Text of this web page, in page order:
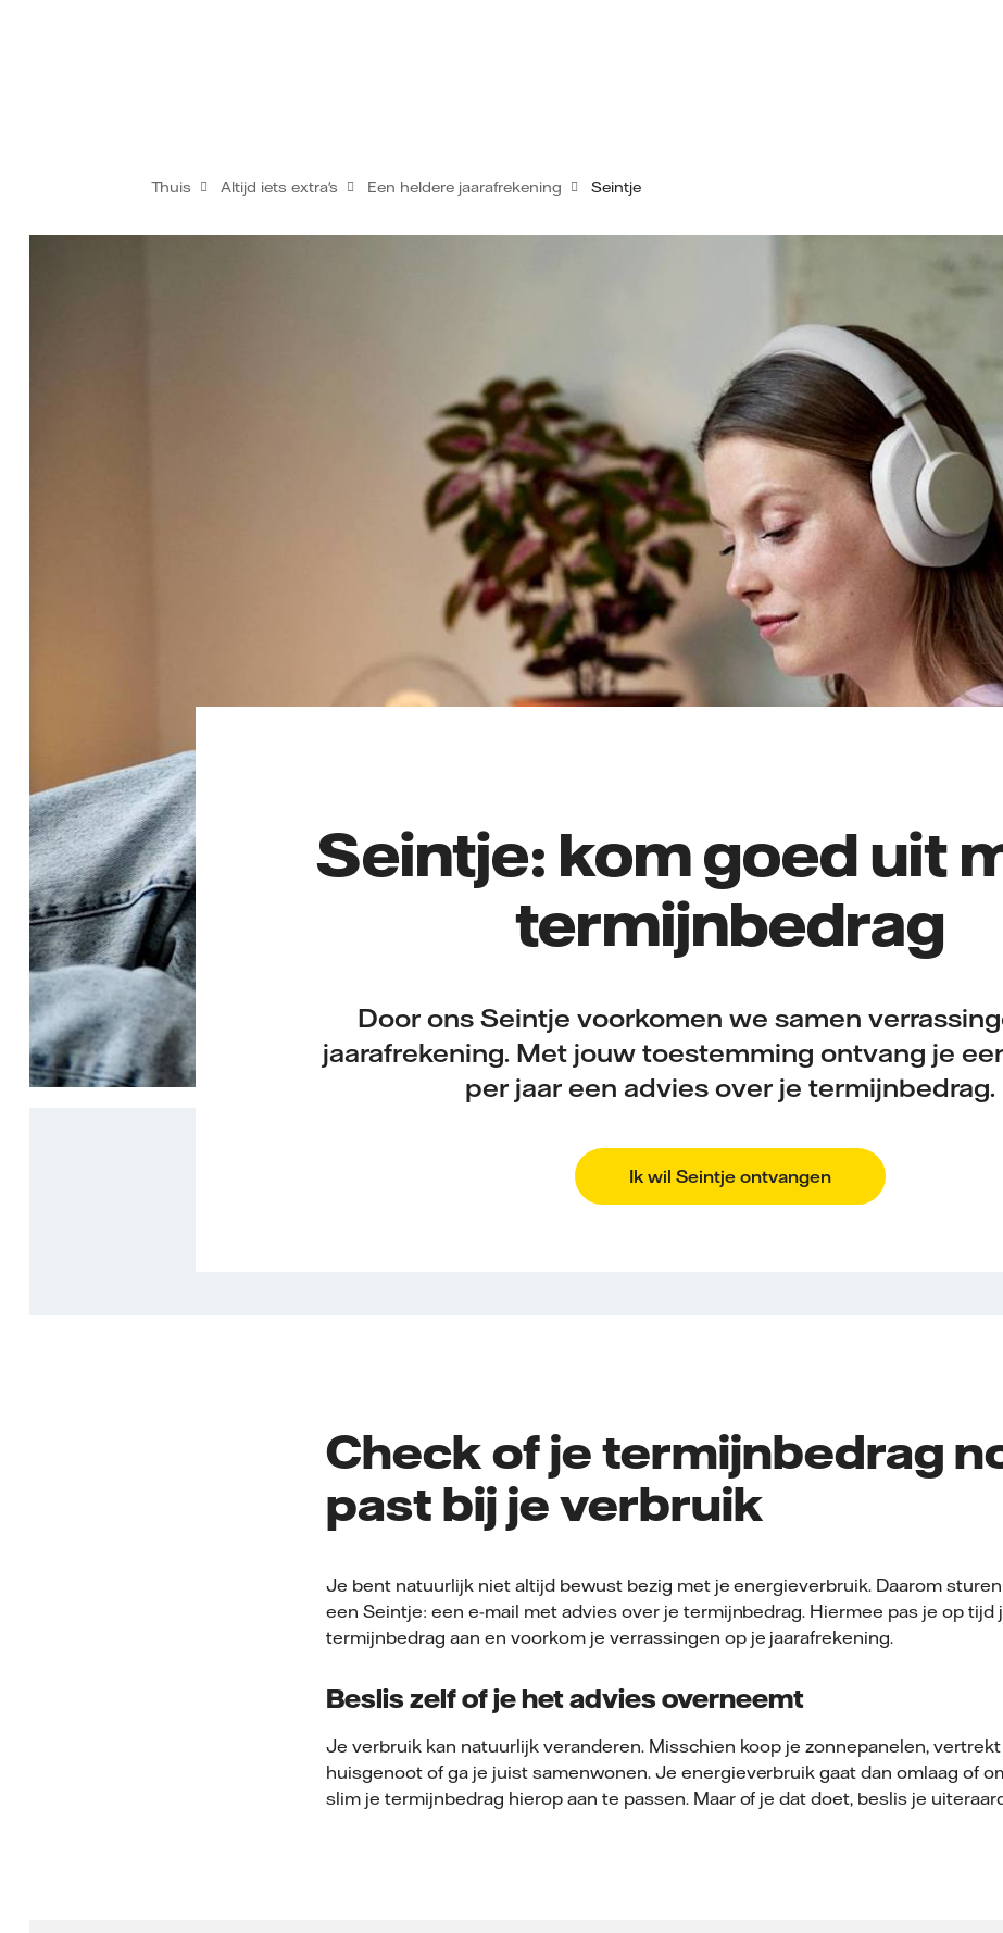
Thuis Altijd iets extra's Een heldere jaarafrekening Seintje
Seintje: kom goed uit
termijnbedrag
Door ons Seintje voorkomen we samen
jaarafrekening. Met jouw toestemming ontvang je
per jaar een advies over je termijnbedrag.
Ik wil Seintje ontvangen
Check of je termijnbedrag
past bij je verbruik
Je bent natuurlijk niet altijd bewust bezig met je energieverbruik. Daarom
een Seintje: een e-mail met advies over je termijnbedrag. Hiermee pas je op tijd
termijnbedrag aan en voorkom je verrassingen op je jaarafrekening.
Beslis zelf of je het advies overneemt
Je verbruik kan natuurlijk veranderen. Misschien koop je zonnepanelen,
huisgenoot of ga je juist samenwonen. Je energieverbruik gaat dan omlaag of
slim je termijnbedrag hierop aan te passen. Maar of je dat doet, beslis je